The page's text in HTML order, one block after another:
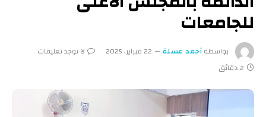
للجامعات
بواسطةأحمد عسلة 22 فبراير، 2025
لا توجد تعليقات
2 دقائق